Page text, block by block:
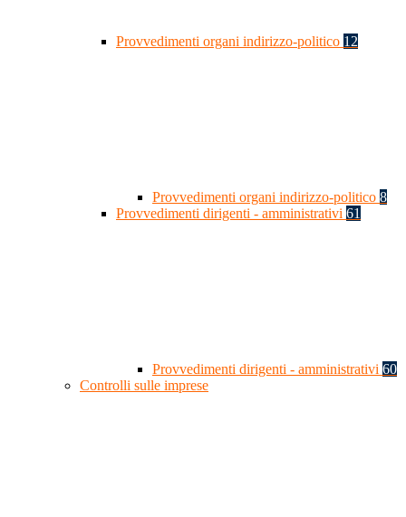
Provvedimenti organi indirizzo-politico 12
Provvedimenti organi indirizzo-politico 8
Provvedimenti dirigenti - amministrativi 61
Provvedimenti dirigenti - amministrativi 60
Controlli sulle imprese